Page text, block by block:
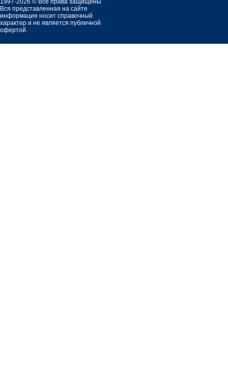
1997-2026 © Все права защищены
Вся представленная на сайте
информация носит справочный
характер и не является публичной
офертой.